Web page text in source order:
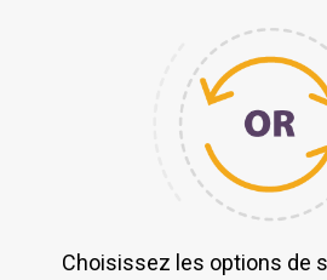
Choisissez les options de synchronisation :